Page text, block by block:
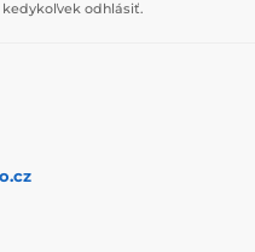
odhlásiť.